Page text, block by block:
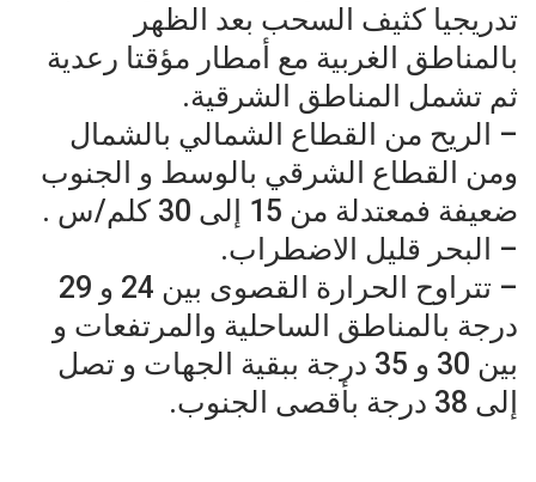
تدريجيا كثيف السحب بعد الظهر
بالمناطق الغربية مع أمطار مؤقتا رعدية
ثم تشمل المناطق الشرقية.
– الريح من القطاع الشمالي بالشمال
ومن القطاع الشرقي بالوسط و الجنوب
ضعيفة فمعتدلة من 15 إلى 30 كلم/س .
– البحر قليل الاضطراب.
– تتراوح الحرارة القصوى بين 24 و 29
درجة بالمناطق الساحلية والمرتفعات و
بين 30 و 35 درجة ببقية الجهات و تصل
إلى 38 درجة بأقصى الجنوب.